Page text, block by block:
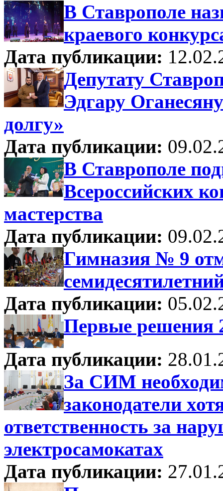
В Ставрополе
краевого
Дата публикации:
Депутату
Эдгару
долгу»
Дата публикации:
В Ставрополе
Всероссийских
мастерства
Дата публикации:
Гимназия № 9
Дата публикации:
Первые решения
Дата публикации:
За СИМ
законодатели
ответственность за
электросамокатах
Дата публикации: